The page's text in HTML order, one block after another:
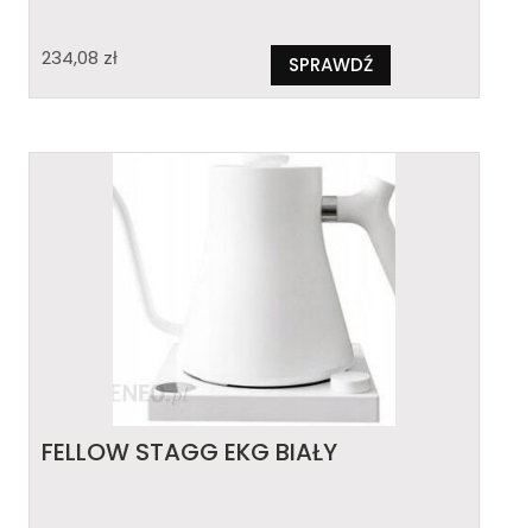
234,08 zł SPRAWDŹ
FELLOW STAGG EKG BIAŁY